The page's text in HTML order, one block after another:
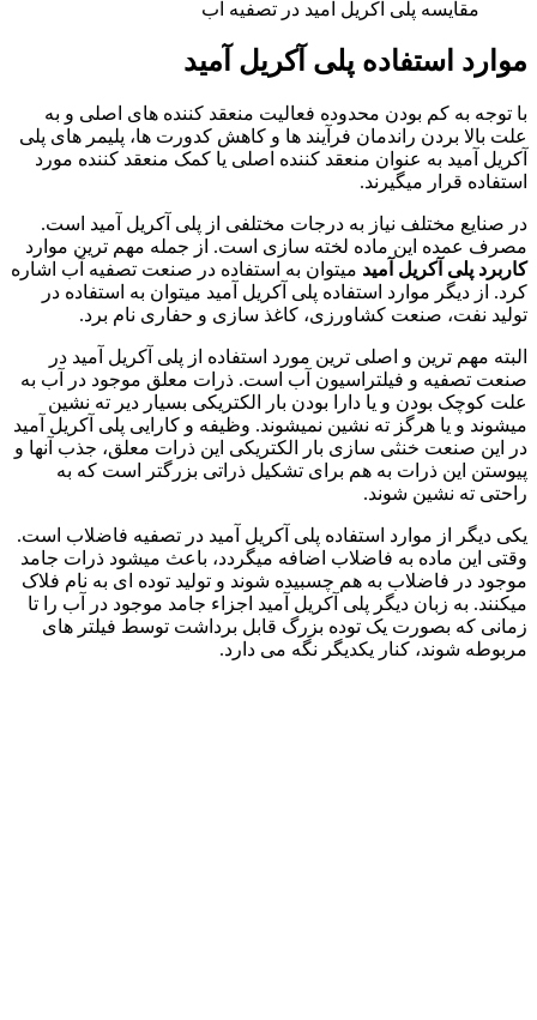
مقایسه پلی آکریل آمید در تصفیه آب
موارد استفاده پلی آکریل آمید
با توجه به کم بودن محدوده فعالیت منعقد کننده های اصلی و به
علت بالا بردن راندمان فرآیند ها و کاهش کدورت ها، پلیمر های پلی
آکریل آمید به عنوان منعقد کننده اصلی یا کمک منعقد کننده مورد
استفاده قرار میگیرند.
در صنایع مختلف نیاز به درجات مختلفی از پلی آکریل آمید است.
مصرف عمده این ماده لخته سازی است. از جمله مهم ترین موارد
کاربرد پلی آکریل آمید میتوان به استفاده در صنعت تصفیه آب اشاره
کرد. از دیگر موارد استفاده پلی آکریل آمید میتوان به استفاده در
تولید نفت، صنعت کشاورزی، کاغذ سازی و حفاری نام برد.
البته مهم ترین و اصلی ترین مورد استفاده از پلی آکریل آمید در
صنعت تصفیه و فیلتراسیون آب است. ذرات معلق موجود در آب به
علت کوچک بودن و یا دارا بودن بار الکتریکی بسیار دیر ته نشین
میشوند و یا هرگز ته نشین نمیشوند. وظیفه و کارایی پلی آکریل آمید
در این صنعت خنثی سازی بار الکتریکی این ذرات معلق، جذب آنها و
پیوستن این ذرات به هم برای تشکیل ذراتی بزرگتر است که به
راحتی ته نشین شوند.
یکی دیگر از موارد استفاده پلی آکریل آمید در تصفیه فاضلاب است.
وقتی این ماده به فاضلاب اضافه میگردد، باعث میشود ذرات جامد
موجود در فاضلاب به هم چسبیده شوند و تولید توده ای به نام فلاک
میکنند. به زبان دیگر پلی آکریل آمید اجزاء جامد موجود در آب را تا
زمانی که بصورت یک توده بزرگ قابل برداشت توسط فیلتر های
مربوطه شوند، کنار یکدیگر نگه می دارد.